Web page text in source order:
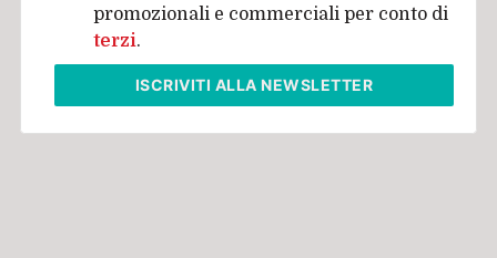
promozionali e commerciali per conto di
terzi.
ISCRIVITI ALLA NEWSLETTER